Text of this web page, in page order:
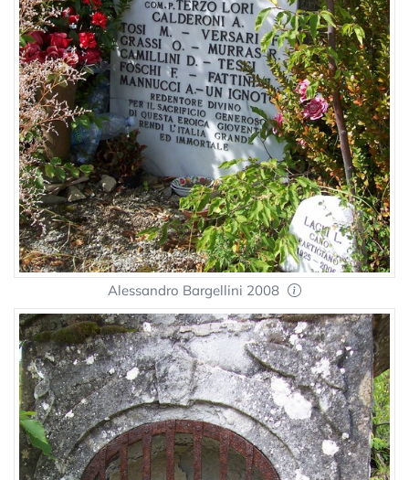
Alessandro Bargellini 2008